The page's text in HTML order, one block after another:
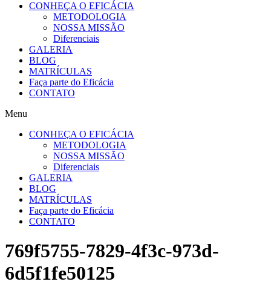
CONHEÇA O EFICÁCIA
METODOLOGIA
NOSSA MISSÃO
Diferenciais
GALERIA
BLOG
MATRÍCULAS
Faça parte do Eficácia
CONTATO
Menu
CONHEÇA O EFICÁCIA
METODOLOGIA
NOSSA MISSÃO
Diferenciais
GALERIA
BLOG
MATRÍCULAS
Faça parte do Eficácia
CONTATO
769f5755-7829-4f3c-973d-
6d5f1fe50125